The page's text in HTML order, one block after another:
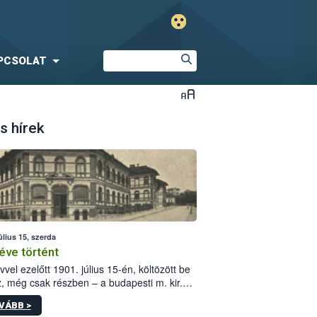
hírek
15, szerda
történt
ezelőtt 1901. július 15-én, költözött be
még csak részben – a budapesti m. kir.
állomás a Kis Rókus utca
alatti, Czigler Győző által tervezett új
>